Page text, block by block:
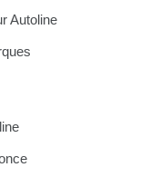
Autoline